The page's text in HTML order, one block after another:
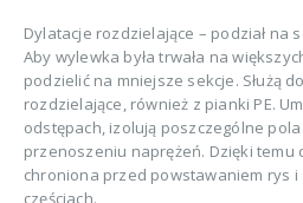
Dylatacje rozdzielające – podział na
Aby wylewka była trwała na
podzielić na mniejsze sekcje. Służą
rozdzielające, również z pianki PE.
odstępach, izolują poszczególne
przenoszeniu naprężeń. Dzięki temu
chroniona przed powstawaniem rys
częściach.